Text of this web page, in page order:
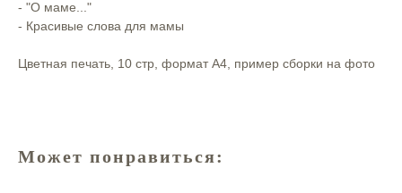
- "О маме..."
- Красивые слова для мамы
Цветная печать, 10 стр, формат А4, пример сборки на фото
Может понравиться: